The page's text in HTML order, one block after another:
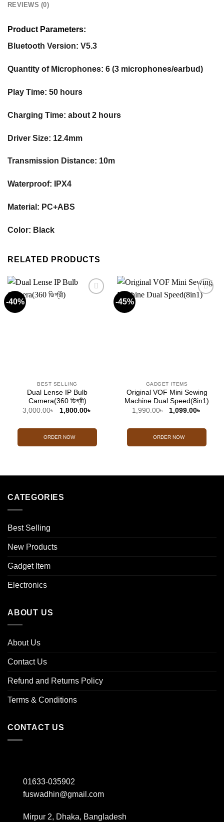
REVIEWS (0)
Product Parameters:
Bluetooth Version: V5.3
Quantity of Microphones: 6 (3 microphones/earbud)
Play Time: 50 hours
Charging Time: about 2 hours
Driver Size: 12.4mm
Transmission Distance: 10m
Waterproof: IPX4
Material: PC+ABS
Color: Black
RELATED PRODUCTS
-40%
BEST SELLING
Dual Lense IP Bulb
Camera(360 ডিগ্রী)
3,000.00৳
Original
price
3,000.00৳ .
1,800.00৳
1,800.00৳ .
ORDER NOW
-45%
Add to
GADGET ITEMS
Original VOF Mini Sewing
Machine Dual Speed(8in1)
1,990.00৳
Original
price
1,990.00৳ .
1,099.00৳
ORDER NOW
CATEGORIES
Best Selling
New Products
Gadget Item
Electronics
ABOUT US
About Us
Contact Us
Refund and Returns Policy
Terms & Conditions
CONTACT US
01633-035902
fuswadhin@gmail.com
Mirpur 2, Dhaka, Bangladesh